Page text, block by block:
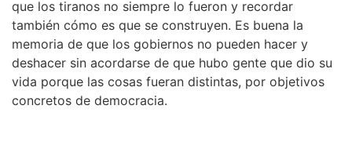
que los tiranos no siempre lo fueron y recordar
también cómo es que se construyen. Es buena la
memoria de que los gobiernos no pueden hacer y
deshacer sin acordarse de que hubo gente que dio su
vida porque las cosas fueran distintas, por objetivos
concretos de democracia.